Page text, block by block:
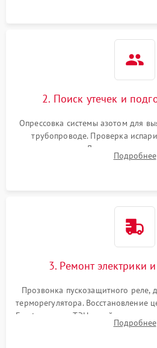
1800 ₽
2. Поиск утечек и
Опрессовка системы азотом для
трубопроводе. Проверка
течеискателем. Демонтаж
продувка капиллярной трубки
Подробнее
3. Ремонт электрики
Прозвонка пускозащитного реле,
терморегулятора. Восстановление
Frost, включая ТЭН оттайки и
платы управления при
Подробнее